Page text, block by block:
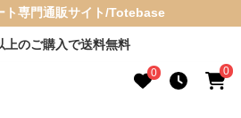
ト専門通販サイト/Totebase
上のご購入で送料無料
0 0